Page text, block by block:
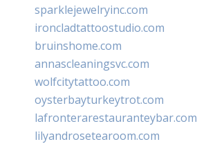
sparklejewelryinc.com
ironcladtattoostudio.com
bruinshome.com
annascleaningsvc.com
wolfcitytattoo.com
oysterbayturkeytrot.com
lafronterarestauranteybar.com
lilyandrosetearoom.com